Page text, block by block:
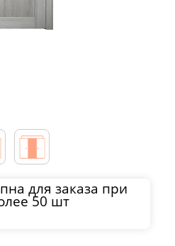
для заказа при
50 шт